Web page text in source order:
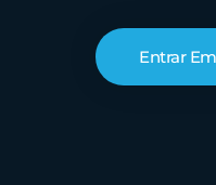
Entrar